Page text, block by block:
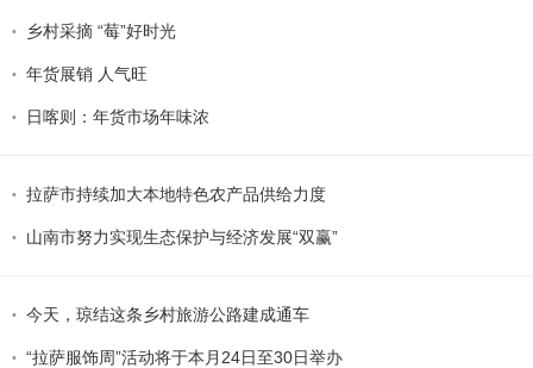
乡村采摘 “莓”好时光
年货展销 人气旺
日喀则：年货市场年味浓
拉萨市持续加大本地特色农产品供给力度
山南市努力实现生态保护与经济发展“双赢”
今天，琼结这条乡村旅游公路建成通车
“拉萨服饰周”活动将于本月24日至30日举办